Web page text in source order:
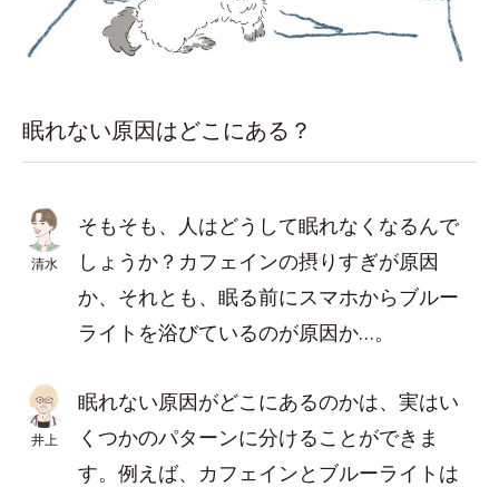
眠れない原因はどこにある？
清水
そもそも、人はどうして眠れなくなるんで
しょうか？カフェインの摂りすぎが原因
か、それとも、眠る前にスマホからブルー
ライトを浴びているのが原因か…。
井上
眠れない原因がどこにあるのかは、実はい
くつかのパターンに分けることができま
す。例えば、カフェインとブルーライトは